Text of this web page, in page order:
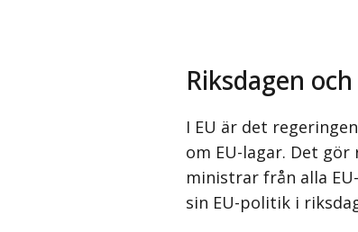
Riksdagen
I EU är det
om EU-lagar. Det
ministrar från alla
sin EU-politik i